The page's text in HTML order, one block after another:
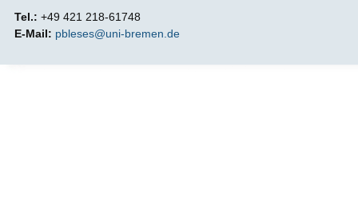
Tel.: +49 421 218-61748
E-Mail: pbleses@uni-bremen.de